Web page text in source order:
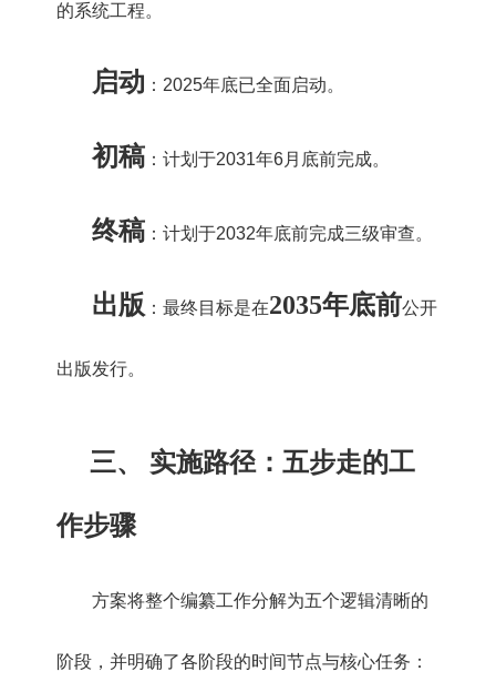
的系统工程。
启动 ：2025年底已全面启动。
初稿：计划于2031年6月底前完成。
终稿：计划于2032年底前完成三级审查。
出版 ：最终目标是在2035年底前公开
出版发行。
三、 实施路径：五步走的工
作步骤
方案将整个编纂工作分解为五个逻辑清晰的
阶段，并明确了各阶段的时间节点与核心任务：